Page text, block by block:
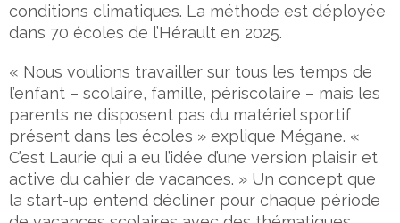
conditions climatiques. La méthode est déployée
dans 70 écoles de l’Hérault en 2025.
« Nous voulions travailler sur tous les temps de
l’enfant – scolaire, famille, périscolaire – mais les
parents ne disposent pas du matériel sportif
présent dans les écoles » explique Mégane. «
C’est Laurie qui a eu l’idée d’une version plaisir et
active du cahier de vacances. » Un concept que
la start-up entend décliner pour chaque période